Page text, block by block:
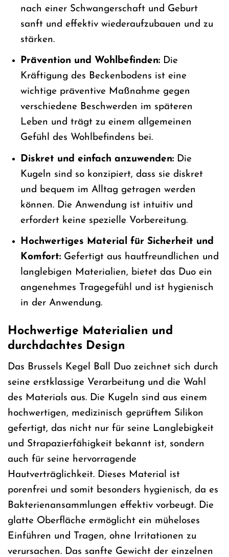
nach einer Schwangerschaft und Geburt
sanft und effektiv wiederaufzubauen und zu
stärken.
Prävention und Wohlbefinden:Die
Kräftigung des Beckenbodens ist eine
wichtige präventive Maßnahme gegen
verschiedene Beschwerden im späteren
Leben und trägt zu einem allgemeinen
Gefühl des Wohlbefindens bei.
Diskret und einfach anzuwenden:Die
Kugeln sind so konzipiert, dass sie diskret
und bequem im Alltag getragen werden
können. Die Anwendung ist intuitiv und
erfordert keine spezielle Vorbereitung.
Hochwertiges Material für Sicherheit und
Komfort:Gefertigt aus hautfreundlichen und
langlebigen Materialien, bietet das Duo ein
angenehmes Tragegefühl und ist hygienisch
in der Anwendung.
Hochwertige Materialien und
durchdachtes Design
Das Brussels Kegel Ball Duo zeichnet sich durch
seine erstklassige Verarbeitung und die Wahl
des Materials aus. Die Kugeln sind aus einem
hochwertigen, medizinisch geprüftem Silikon
gefertigt, das nicht nur für seine Langlebigkeit
und Strapazierfähigkeit bekannt ist, sondern
auch für seine hervorragende
Hautverträglichkeit. Dieses Material ist
porenfrei und somit besonders hygienisch, da es
Bakterienansammlungen effektiv vorbeugt. Die
glatte Oberfläche ermöglicht ein müheloses
Einführen und Tragen, ohne Irritationen zu
verursachen. Das sanfte Gewicht der einzelnen